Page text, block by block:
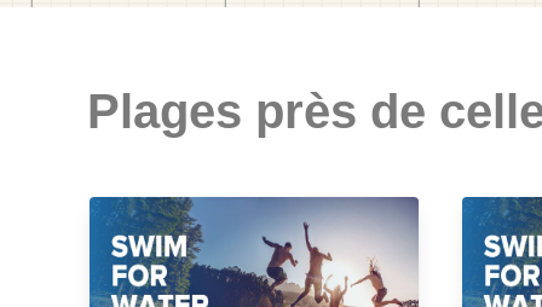
Plages près de